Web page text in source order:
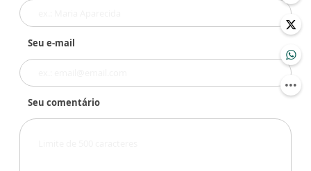
Seu e-mail
Seu comentário